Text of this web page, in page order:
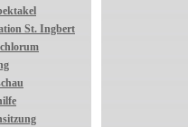
St. Ingbert